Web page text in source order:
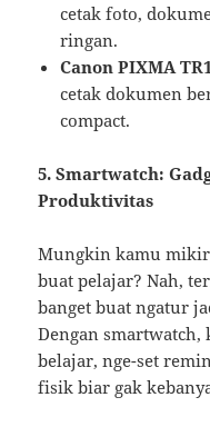
cetak foto,
ringan.
Canon PIXMA
cetak dokumen
compact.
5. Smartwatch:
Produktivitas
Mungkin kamu
buat pelajar? Nah,
banget buat ngatur
Dengan smartwatch,
belajar, nge-set
fisik biar gak